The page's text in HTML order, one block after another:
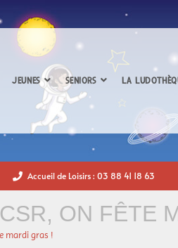
JEUNES SENIORS LA
Accueil de Loisirs : 03 88 41 18 63
ON FÊTE
mardi gras !